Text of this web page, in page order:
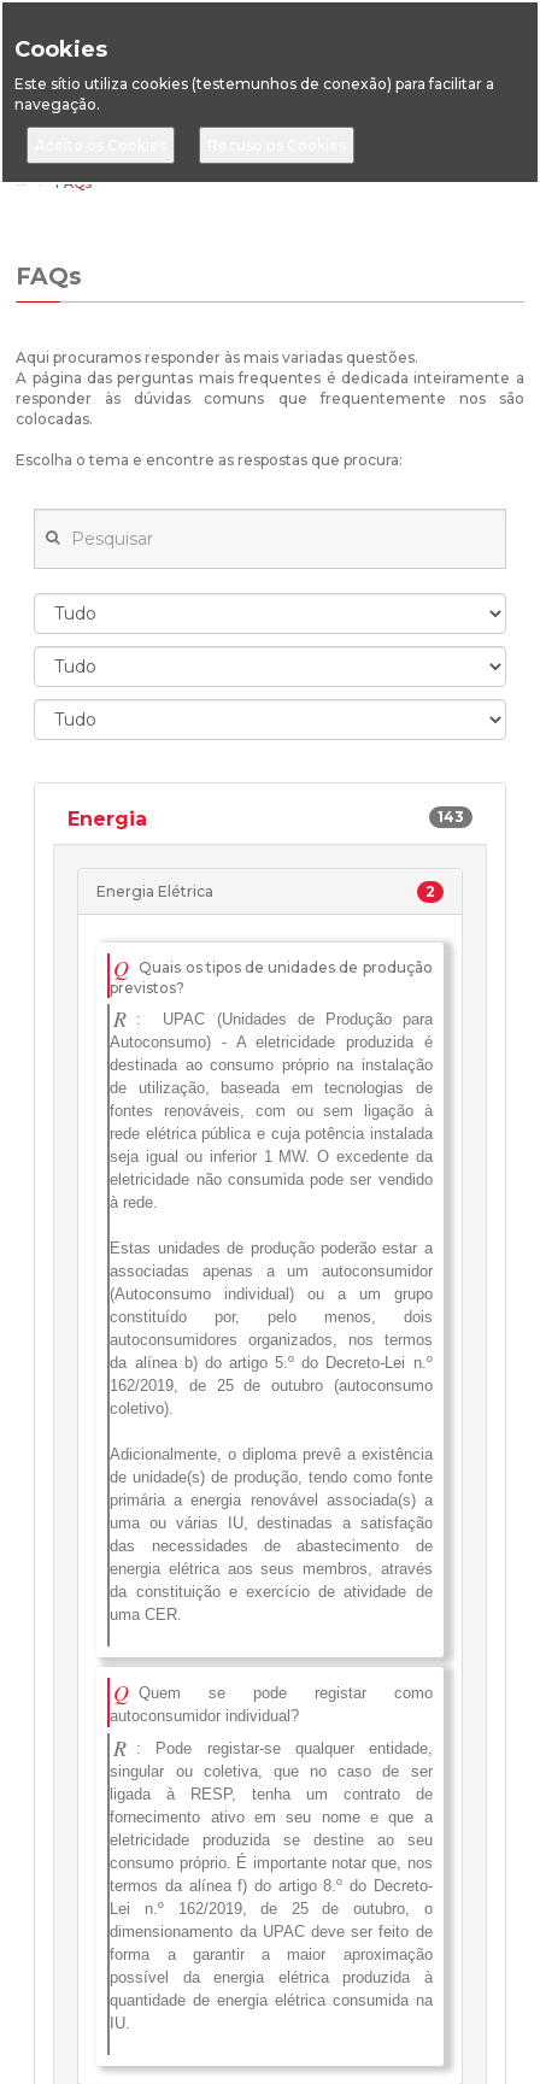
Cookies
Este sítio utiliza cookies (testemunhos de conexão) para facilitar a
navegação.
HomeFAQs
FAQs
Aqui procuramos responder às mais variadas questões.
A página das perguntas mais frequentes é dedicada inteiramente a
responder às dúvidas comuns que frequentemente nos são
colocadas.
Escolha o tema e encontre as respostas que procura:
Energia 143
Energia Elétrica 2
Q Quais os tipos de unidades de produção
previstos?
R : UPAC (Unidades de Produção para
Autoconsumo) - A eletricidade produzida é
destinada ao consumo próprio na instalação
de utilização, baseada em tecnologias de
fontes renováveis, com ou sem ligação à
rede elétrica pública e cuja potência instalada
seja igual ou inferior 1 MW. O excedente da
eletricidade não consumida pode ser vendido
à rede.
Estas unidades de produção poderão estar a
associadas apenas a um autoconsumidor
(Autoconsumo individual) ou a um grupo
constituído por, pelo menos, dois
autoconsumidores organizados, nos termos
da alínea b) do artigo 5.º do Decreto-Lei n.º
162/2019, de 25 de outubro (autoconsumo
coletivo).
Adicionalmente, o diploma prevê a existência
de unidade(s) de produção, tendo como fonte
primária a energia renovável associada(s) a
uma ou várias IU, destinadas a satisfação
das necessidades de abastecimento de
energia elétrica aos seus membros, através
da constituição e exercício de atividade de
uma CER.
Q Quem se pode registar como
autoconsumidor individual?
R : Pode registar-se qualquer entidade,
singular ou coletiva, que no caso de ser
ligada à RESP, tenha um contrato de
fornecimento ativo em seu nome e que a
eletricidade produzida se destine ao seu
consumo próprio. É importante notar que, nos
termos da alínea f) do artigo 8.º do Decreto-
Lei n.º 162/2019, de 25 de outubro, o
dimensionamento da UPAC deve ser feito de
forma a garantir a maior aproximação
possível da energia elétrica produzida à
quantidade de energia elétrica consumida na
IU.